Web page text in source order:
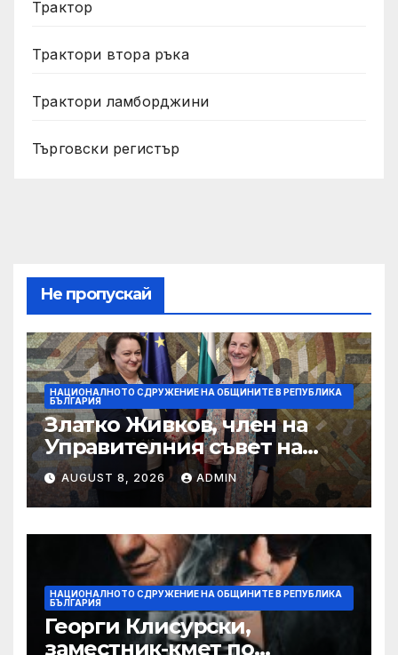
Трактор
Трактори втора ръка
Трактори ламборджини
Търговски регистър
Не пропускай
НАЦИОНАЛНОТО СДРУЖЕНИЕ НА ОБЩИНИТЕ В РЕПУБЛИКА
БЪЛГАРИЯ
Златко Живков, член на
Управителния съвет на
НСОРБ и кмет на община
Монтана: Бюджетът на
държавата и общините не
отговаря на очакванията за
по-високи доходи
AUGUST 8, 2026 ADMIN
НАЦИОНАЛНОТО СДРУЖЕНИЕ НА ОБЩИНИТЕ В РЕПУБЛИКА
БЪЛГАРИЯ
Георги Клисурски,
заместник-кмет по